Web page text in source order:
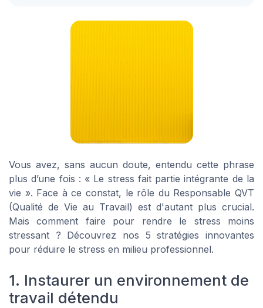
Vous avez, sans aucun doute, entendu cette phrase
plus d’une fois : « Le stress fait partie intégrante de la
vie ». Face à ce constat, le rôle du Responsable QVT
(Qualité de Vie au Travail) est d'autant plus crucial.
Mais comment faire pour rendre le stress moins
stressant ? Découvrez nos 5 stratégies innovantes
pour réduire le stress en milieu professionnel.
1. Instaurer un environnement de
travail détendu